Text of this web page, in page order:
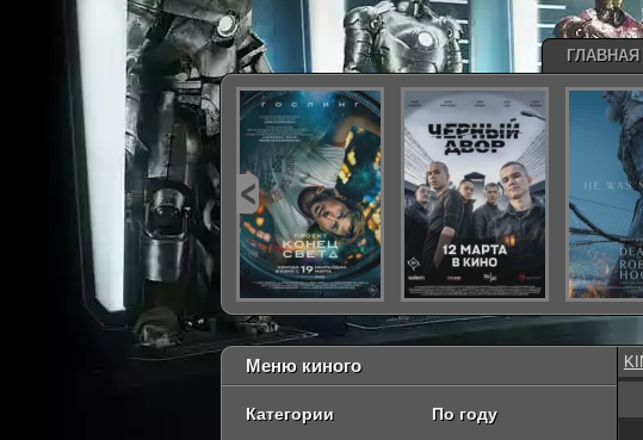
Меню киного
Категории По году
ГЛАВНАЯ